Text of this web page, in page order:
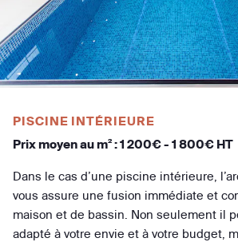
PISCINE INTÉRIEURE
Prix moyen au m² : 1 200€ - 1 800€ HT
Dans le cas d’une piscine intérieure,
vous assure une fusion immédiate et
maison et de bassin. Non seulement il
adapté à votre envie et à votre budget,